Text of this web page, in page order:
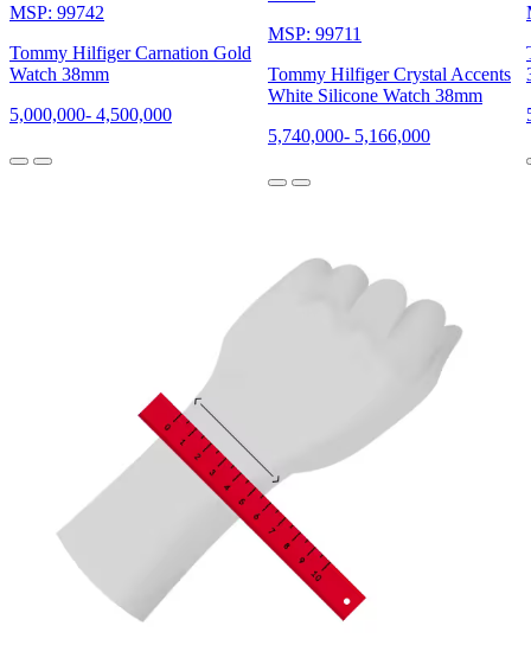
MSP: 99742
Tommy Hilfiger Carnation Gold
Watch 38mm
5,000,000- 4,500,000
MSP: 99711
Tommy Hilfiger Crystal Accents
White Silicone Watch 38mm
5,740,000- 5,166,000